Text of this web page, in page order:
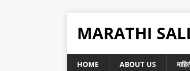
MARATHI
HOME ABOUT US